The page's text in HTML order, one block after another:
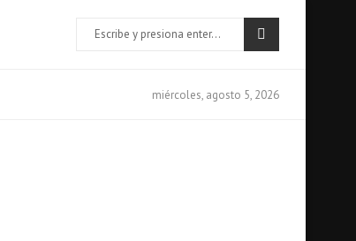
miércoles, agosto 5, 2026